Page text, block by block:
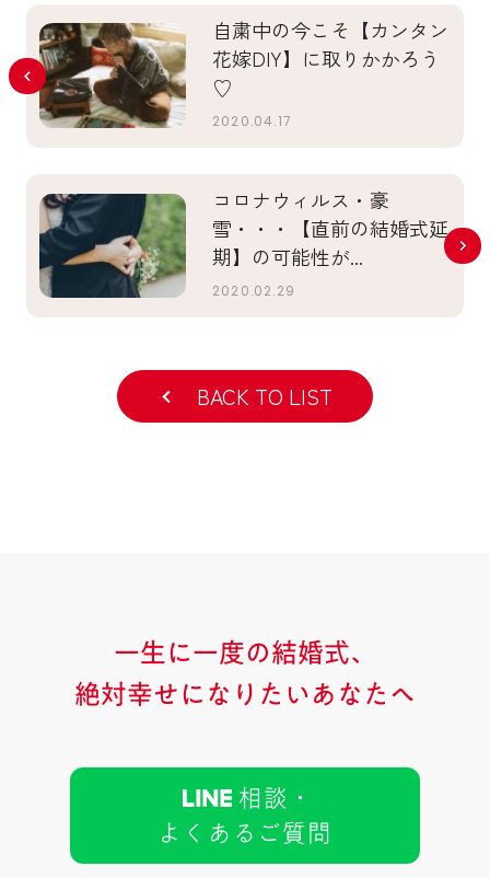
自粛中の今こそ【カンタン
花嫁DIY】に取りかかろう
♡
2020.04.17
コロナウィルス・豪
雪・・・【直前の結婚式延
期】の可能性が...
2020.02.29
BACK TO LIST
一生に一度の結婚式、
絶対幸せになりたいあなたへ
相談 ･
よくあるご質問